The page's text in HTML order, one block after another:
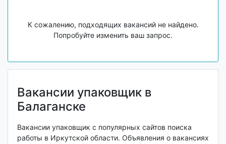
К сожалению, подходящих вакансий не найдено.
Попробуйте изменить ваш запрос.
Вакансии упаковщик в
Балаганске
Вакансии упаковщик с популярных сайтов поиска
работы в Иркутской области. Объявления о вакансиях